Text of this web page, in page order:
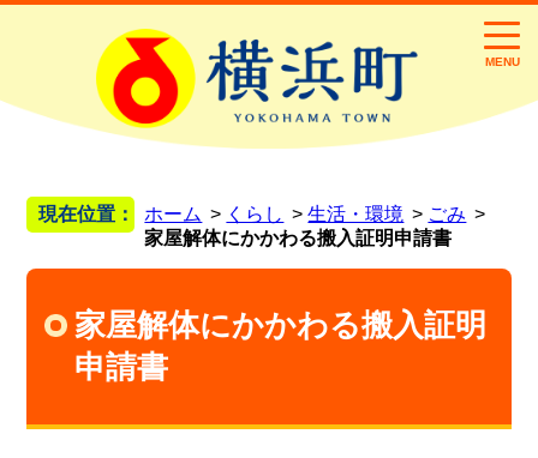
MENU
現在位置： ホーム くらし 生活・環境
ごみ
家屋解体にかかわる搬入証明申請書
家屋解体にかかわる搬入証明
申請書